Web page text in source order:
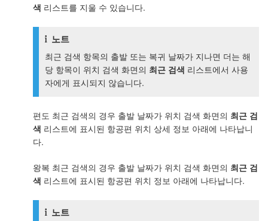
색 리스트를 지울 수 있습니다.
노트
최근 검색 항목의 출발 또는 복귀 날짜가 지나면 더는 해
당 항목이 위치 검색 화면의 최근 검색 리스트에서 사용
자에게 표시되지 않습니다.
편도 최근 검색의 경우 출발 날짜가 위치 검색 화면의 최근 검
색 리스트에 표시된 항공편 위치 상세 정보 아래에 나타납니
다.
왕복 최근 검색의 경우 출발 날짜가 위치 검색 화면의 최근 검
색 리스트에 표시된 항공편 위치 정보 아래에 나타납니다.
노트